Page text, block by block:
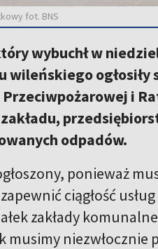
fot. BNS
wybuchł w
wileńskiego
i
odpadów.
ponieważ
ciągłość
zakłady
niezwłocznie